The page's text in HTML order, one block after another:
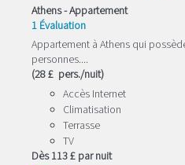
Athens -Appartement
1 Évaluation
Appartement à Athens qui
personnes....
(28 £ pers./nuit)
Accès Internet
Climatisation
Terrasse
TV
Dès 113 £ par nuit